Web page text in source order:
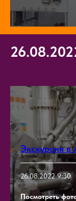
Экскурсия в
26.08.2022 9:30
Посмотреть